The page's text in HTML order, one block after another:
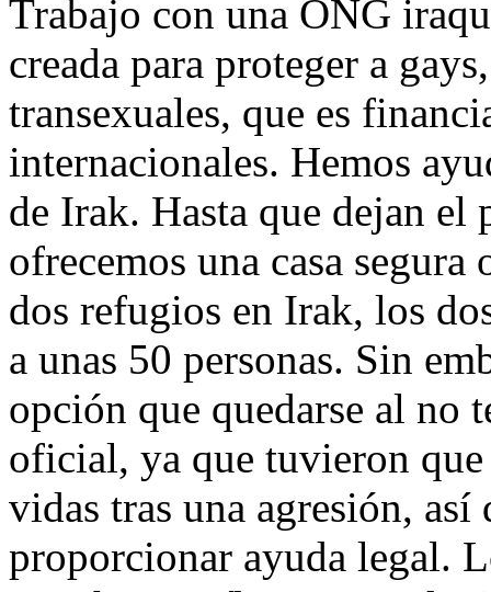
Trabajo con una ONG
creada para proteger a
transexuales, que es
internacionales. Hemos
de Irak. Hasta que dejan el
ofrecemos una casa
dos refugios en Irak, los
a unas 50 personas. Sin
opción que quedarse al no
oficial, ya que tuvieron
vidas tras una agresión,
proporcionar ayuda legal.